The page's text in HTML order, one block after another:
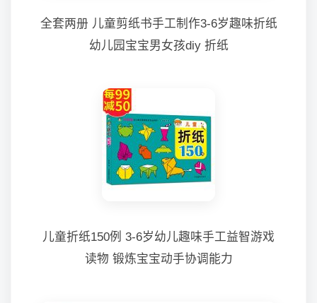
全套两册 儿童剪纸书手工制作3-6岁趣味折纸
幼儿园宝宝男女孩diy 折纸
儿童折纸150例 3-6岁幼儿趣味手工益智游戏
读物 锻炼宝宝动手协调能力